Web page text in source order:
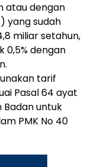
atau dengan
yang sudah
miliar setahun,
0,5% dengan
tarif
Pasal 64 ayat
Badan untuk
PMK No 40